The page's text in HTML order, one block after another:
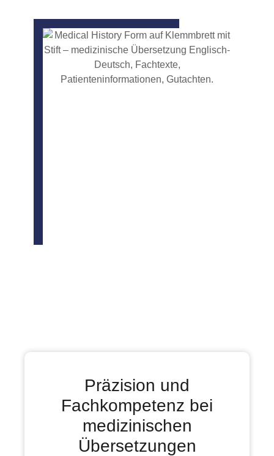
Präzision und
Fachkompetenz bei
medizinischen
Übersetzungen